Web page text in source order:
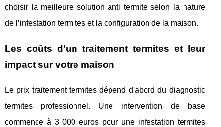
choisir la meilleure solution anti termite selon la nature
de l’infestation termites et la configuration de la maison.
Les coûts d’un traitement termites et leur
impact sur votre maison
Le prix traitement termites dépend d'abord du diagnostic
termites professionnel. Une intervention de base
commence à 3 000 euros pour une infestation termites